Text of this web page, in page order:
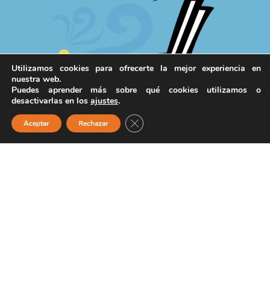
Utilizamos cookies para ofrecerte la mejor experiencia en
nuestra web.
Puedes aprender más sobre qué cookies utilizamos o
desactivarlas en los ajustes.
Aceptar Rechazar Cerrar el banner de cookies RGPD